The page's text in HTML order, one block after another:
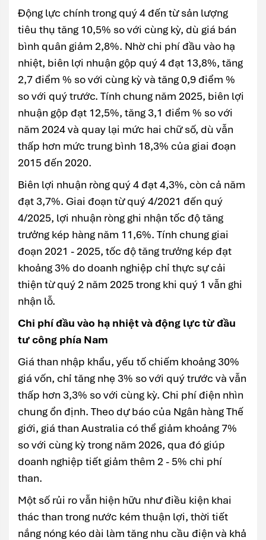
Động lực chính trong quý 4 đến từ sản lượng
tiêu thụ tăng 10,5% so với cùng kỳ, dù giá bán
bình quân giảm 2,8%. Nhờ chi phí đầu vào hạ
nhiệt, biên lợi nhuận gộp quý 4 đạt 13,8%, tăng
2,7 điểm % so với cùng kỳ và tăng 0,9 điểm %
so với quý trước. Tính chung năm 2025, biên lợi
nhuận gộp đạt 12,5%, tăng 3,1 điểm % so với
năm 2024 và quay lại mức hai chữ số, dù vẫn
thấp hơn mức trung bình 18,3% của giai đoạn
2015 đến 2020.
Biên lợi nhuận ròng quý 4 đạt 4,3%, còn cả năm
đạt 3,7%. Giai đoạn từ quý 4/2021 đến quý
4/2025, lợi nhuận ròng ghi nhận tốc độ tăng
trưởng kép hàng năm 11,6%. Tính chung giai
đoạn 2021 - 2025, tốc độ tăng trưởng kép đạt
khoảng 3% do doanh nghiệp chỉ thực sự cải
thiện từ quý 2 năm 2025 trong khi quý 1 vẫn ghi
nhận lỗ.
Chi phí đầu vào hạ nhiệt và động lực từ đầu
tư công phía Nam
Giá than nhập khẩu, yếu tố chiếm khoảng 30%
giá vốn, chỉ tăng nhẹ 3% so với quý trước và vẫn
thấp hơn 3,3% so với cùng kỳ. Chi phí điện nhìn
chung ổn định. Theo dự báo của Ngân hàng Thế
giới, giá than Australia có thể giảm khoảng 7%
so với cùng kỳ trong năm 2026, qua đó giúp
doanh nghiệp tiết giảm thêm 2 - 5% chi phí
than.
Một số rủi ro vẫn hiện hữu như điều kiện khai
thác than trong nước kém thuận lợi, thời tiết
nắng nóng kéo dài làm tăng nhu cầu điện và khả